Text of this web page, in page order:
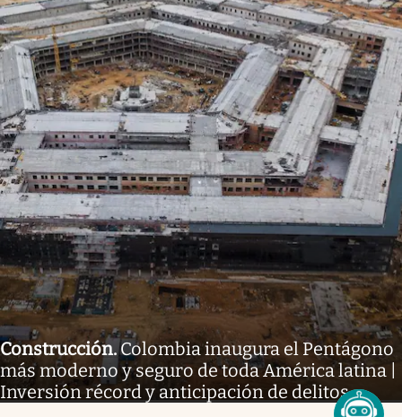
Construcción.Colombia inaugura el Pentágono
más moderno y seguro de toda América latina |
Inversión récord y anticipación de delitos